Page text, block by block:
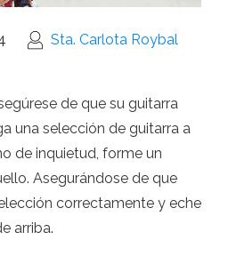
Sta. Carlota Roybal
de que su guitarra
una selección de guitarra a
de inquietud, forme un
Asegurándose de que
correctamente y eche
arriba.